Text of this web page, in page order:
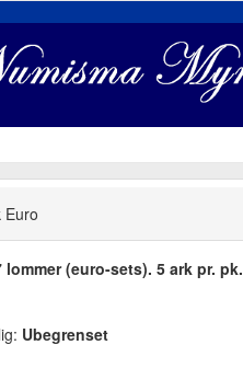
Euro
lommer (euro-sets). 5 ark pr. pk.
Ubegrenset